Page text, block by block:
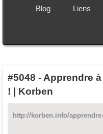
Blog Liens
#5048 - Apprendre
! | Korben
http://korben.info/